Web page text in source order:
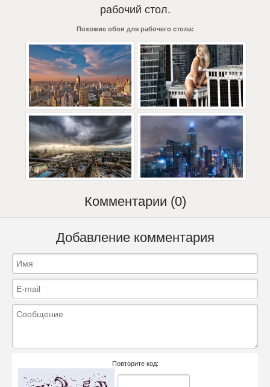
рабочий стол.
Похожие обои для рабочего стола:
Комментарии (0)
Добавление комментария
Повторите код: